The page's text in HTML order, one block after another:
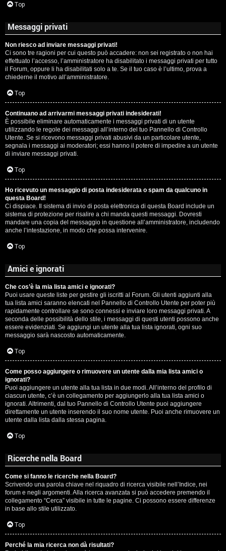
Top
Messaggi privati
Non riesco ad inviare messaggi privati!
Ci sono tre ragioni per cui questo può accadere: non sei registrato o non hai
effettuato l’accesso, l’amministratore ha disabilitato i messaggi privati per tutto
il Forum, oppure li ha disabilitati solo a te. Se il tuo caso è l’ultimo, prova a
chiederne il motivo all’amministratore.
Top
Continuano ad arrivarmi messaggi privati indesiderati!
È possibile eliminare automaticamente i messaggi privati ​​di un utente
utilizzando le regole dei messaggi all’interno del tuo Pannello di Controllo
Utente. Se si ricevono messaggi privati ​​abusivi da un particolare utente,
segnala i messaggi ai moderatori; essi hanno il potere di impedire a un utente
di inviare messaggi privati​​.
Top
Ho ricevuto un messaggio di posta indesiderata o spam da qualcuno in
questa Board!
Ci dispiace. Il sistema di invio di posta elettronica di questa Board include un
sistema di protezione per risalire a chi manda questi messaggi. Dovresti
mandare una copia del messaggio in questione all’amministratore, includendo
anche l’intestazione, in modo che possa intervenire.
Top
Amici e ignorati
Che cos’è la mia lista amici e ignorati?
Puoi usare queste liste per gestire gli iscritti al Forum. Gli utenti aggiunti alla
tua lista amici saranno elencati nel Pannello di Controllo Utente per poter più
rapidamente controllare se sono connessi e inviare loro messaggi privati. A
seconda delle possibilità dello stile, i messaggi di questi utenti possono anche
essere evidenziati. Se aggiungi un utente alla tua lista ignorati, ogni suo
messaggio sarà nascosto automaticamente.
Top
Come posso aggiungere o rimuovere un utente dalla mia lista amici o
ignorati?
Puoi aggiungere un utente alla tua lista in due modi. All’interno del profilo di
ciascun utente, c’è un collegamento per aggiungerlo alla tua lista amici o
ignorati. Altrimenti, dal tuo Pannello di Controllo Utente puoi aggiungere
direttamente un utente inserendo il suo nome utente. Puoi anche rimuovere un
utente dalla lista dalla stessa pagina.
Top
Ricerche nella Board
Come si fanno le ricerche nella Board?
Scrivendo una parola chiave nel riquadro di ricerca visibile nell’Indice, nei
forum e negli argomenti. Alla ricerca avanzata si può accedere premendo il
collegamento “Cerca” visibile in tutte le pagine. Ci possono essere differenze
in base allo stile utilizzato.
Top
Perché la mia ricerca non dà risultati?